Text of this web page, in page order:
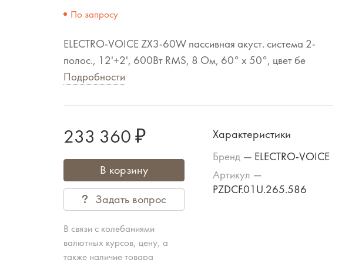
По запросу
ELECTRO-VOICE ZX3-60W пассивная акуст. система 2-
полос., 12'+2', 600Вт RMS, 8 Ом, 60° x 50°, цвет бе
Подробности
233 360 ₽
В корзину
Задать вопрос
В связи с колебаниями
валютных курсов, цену, а
также наличие товара
Характеристики
Бренд — ELECTRO-VOICE
Артикул —
PZDCF.01U.265.586